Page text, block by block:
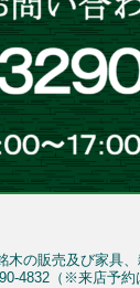
木の販売及び家具
4832（※来店予約